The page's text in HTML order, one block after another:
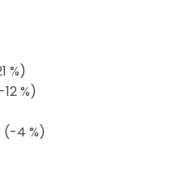
%)
%)
4 %)